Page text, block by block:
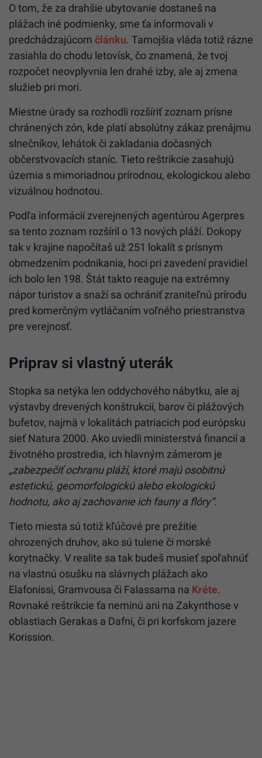
O tom, že za drahšie ubytovanie dostaneš na
plážach iné podmienky, sme ťa informovali v
predchádzajúcom článku. Tamojšia vláda totiž rázne
zasiahla do chodu letovísk, čo znamená, že tvoj
rozpočet neovplyvnia len drahé izby, ale aj zmena
služieb pri mori.
Miestne úrady sa rozhodli rozšíriť zoznam prísne
chránených zón, kde platí absolútny zákaz prenájmu
slnečníkov, lehátok či zakladania dočasných
občerstvovacích staníc. Tieto reštrikcie zasahujú
územia s mimoriadnou prírodnou, ekologickou alebo
vizuálnou hodnotou.
Podľa informácií zverejnených agentúrou Agerpres
sa tento zoznam rozšíril o 13 nových pláží. Dokopy
tak v krajine napočítaš už 251 lokalít s prísnym
obmedzením podnikania, hoci pri zavedení pravidiel
ich bolo len 198. Štát takto reaguje na extrémny
nápor turistov a snaží sa ochrániť zraniteľnú prírodu
pred komerčným vytláčaním voľného priestranstva
pre verejnosť.
Priprav si vlastný uterák
Stopka sa netýka len oddychového nábytku, ale aj
výstavby drevených konštrukcií, barov či plážových
bufetov, najmä v lokalitách patriacich pod európsku
sieť Natura 2000. Ako uviedli ministerstvá financií a
životného prostredia, ich hlavným zámerom je
„zabezpečiť ochranu pláží, ktoré majú osobitnú
estetickú, geomorfologickú alebo ekologickú
hodnotu, ako aj zachovanie ich fauny a flóry“.
Tieto miesta sú totiž kľúčové pre prežitie
ohrozených druhov, ako sú tulene či morské
korytnačky. V realite sa tak budeš musieť spoľahnúť
na vlastnú osušku na slávnych plážach ako
Elafonissi, Gramvousa či Falassarna na Kréte.
Rovnaké reštrikcie ťa neminú ani na Zakynthose v
oblastiach Gerakas a Dafni, či pri korfskom jazere
Korission.